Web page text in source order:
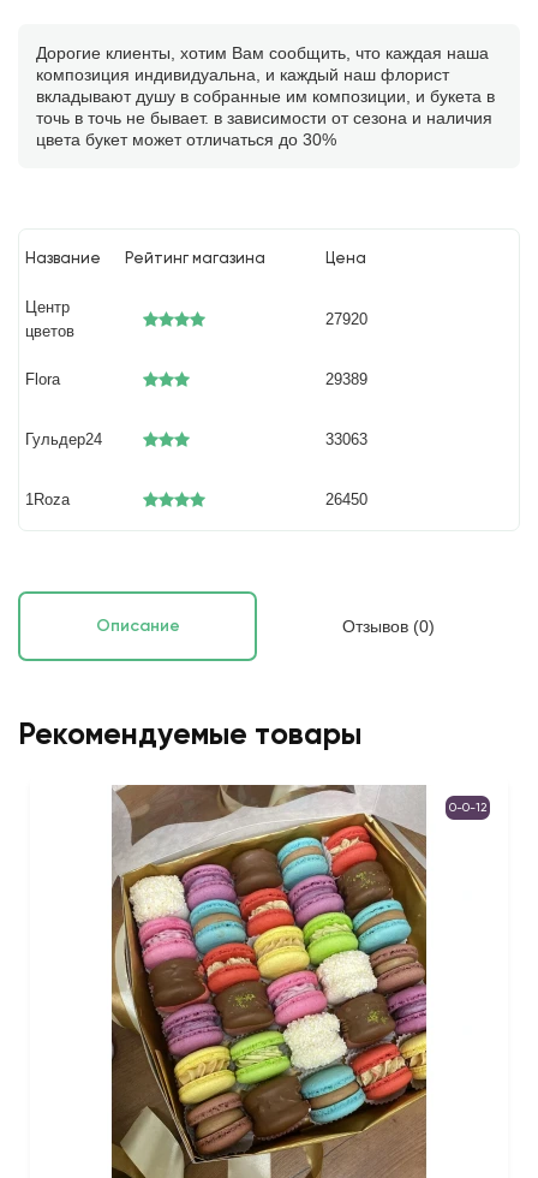
Дорогие клиенты, хотим Вам сообщить, что каждая наша
композиция индивидуальна, и каждый наш флорист
вкладывают душу в собранные им композиции, и букета в
точь в точь не бывает. в зависимости от сезона и наличия
цвета букет может отличаться до 30%
Название Рейтинг магазина Цена
Центр
цветов
27920
Flora 29389
Гульдер24 33063
1Roza 26450
Описание Отзывов (0)
Рекомендуемые товары
0-0-12